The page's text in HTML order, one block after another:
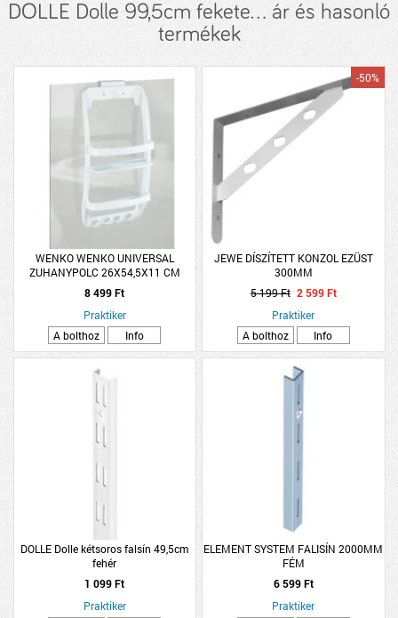
DOLLE Dolle 99,5cm fekete... ár és hasonló
termékek
WENKO WENKO UNIVERSAL
ZUHANYPOLC 26X54,5X11 CM
8 499 Ft
Praktiker
A bolthoz
Info
JEWE DÍSZÍTETT KONZOL EZÜST
300MM
-50%
5 199 Ft 2 599 Ft
Praktiker
A bolthoz
Info
DOLLE Dolle kétsoros falsín 49,5cm
fehér
1 099 Ft
Praktiker
ELEMENT SYSTEM FALISÍN 2000MM
FÉM
6 599 Ft
Praktiker